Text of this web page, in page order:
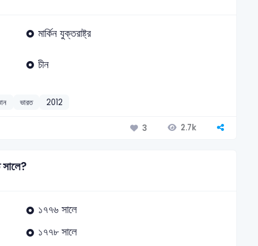
মার্কিন যুক্তরাষ্ট্র
চীন
ভারত 2012
3 2.7k
১৭৭৬ সালে
১৭৭৮ সালে